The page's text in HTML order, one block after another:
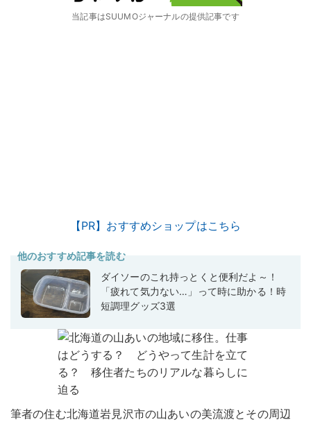
当記事はSUUMOジャーナルの提供記事です
【PR】おすすめショップはこちら
他のおすすめ記事を読む
ダイソーのこれ持っとくと便利だよ～！
「疲れて気力ない…」って時に助かる！時
短調理グッズ3選
筆者の住む北海道岩見沢市の山あいの美流渡とその周辺